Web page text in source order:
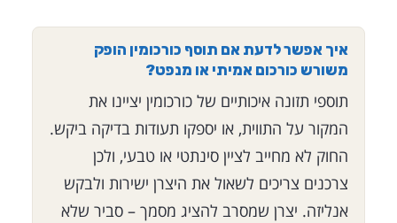
איך אפשר לדעת אם תוסף כורכומין הופק
משורש כורכום אמיתי או מנפט?
תוספי תזונה איכותיים של כורכומין יציינו את
המקור על התווית, או יספקו תעודות בדיקה ביקש.
החוק לא מחייב לציין סינתטי או טבעי, ולכן
צרכנים צריכים לשאול את היצרן ישירות ולבקש
אנליזה. יצרן שמסרב להציג מסמך – סביר שלא